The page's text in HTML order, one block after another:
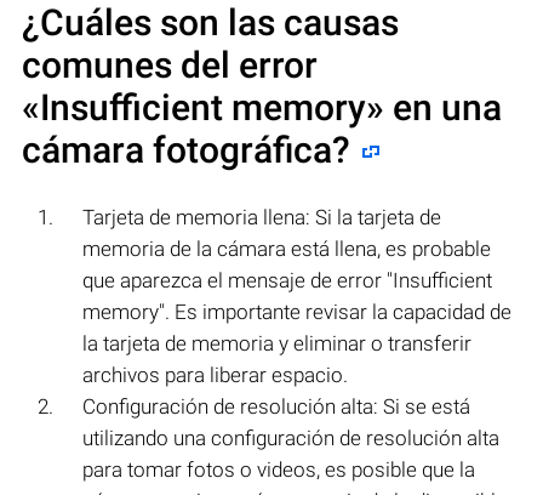
¿Cuáles son las causas
comunes del error
«Insufficient memory» en una
cámara fotográfica?
Tarjeta de memoria llena: Si la tarjeta de
memoria de la cámara está llena, es probable
que aparezca el mensaje de error "Insufficient
memory". Es importante revisar la capacidad de
la tarjeta de memoria y eliminar o transferir
archivos para liberar espacio.
Configuración de resolución alta: Si se está
utilizando una configuración de resolución alta
para tomar fotos o videos, es posible que la